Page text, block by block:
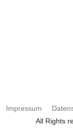
Impressum
All Rights